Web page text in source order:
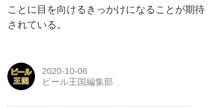
ことに目を向けるきっかけになることが期待
されている。
2020-10-06
ビール王国編集部